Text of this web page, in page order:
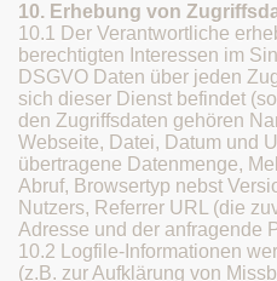
10. Erhebung von
10.1 Der Verantwortliche
berechtigten Interessen im
DSGVO Daten über jeden
sich dieser Dienst befindet
den Zugriffsdaten gehören
Webseite, Datei, Datum und
übertragene Datenmenge,
Abruf, Browsertyp nebst
Nutzers, Referrer URL (die
Adresse und der anfragende
10.2 Logfile-Informationen
(z.B. zur Aufklärung von